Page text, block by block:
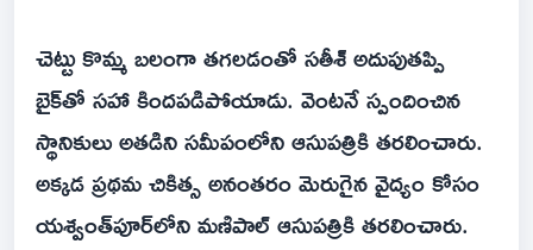
చెట్టు కొమ్మ బలంగా తగలడంతో సతీశ్ అదుపుతప్పి
బైక్‌తో సహా కిందపడిపోయాడు. వెంటనే స్పందించిన
స్థానికులు అతడిని సమీపంలోని ఆసుపత్రికి తరలించారు.
అక్కడ ప్రథమ చికిత్స అనంతరం మెరుగైన వైద్యం కోసం
యశ్వంత్‌పూర్‌లోని మణిపాల్ ఆసుపత్రికి తరలించారు.